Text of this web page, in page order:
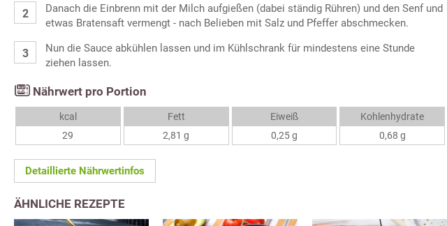
Danach die Einbrenn mit der Milch aufgießen (dabei ständig Rühren) und den Senf und
etwas Bratensaft vermengt - nach Belieben mit Salz und Pfeffer abschmecken.
Nun die Sauce abkühlen lassen und im Kühlschrank für mindestens eine Stunde
ziehen lassen.
Nährwert pro Portion
kcal
29
Fett
2,81 g
Eiweiß
0,25 g
Kohlenhydrate
0,68 g
Detaillierte Nährwertinfos
ÄHNLICHE REZEPTE